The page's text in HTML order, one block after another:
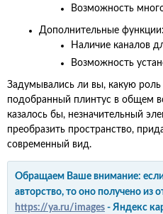
Возможность
Дополнительные функции:
Наличие каналов
Возможность
Задумывались ли вы, какую роль
подобранный плинтус в общем
казалось бы, незначительный
преобразить пространство,
современный вид.
Обращаем Ваше внимание: если
авторство, то оно получено из
https://ya.ru/images - Яндекс